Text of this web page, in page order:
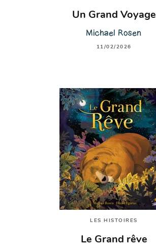
Un Grand Voyage
Michael Rosen
11/02/2026
LES HISTOIRES
Le Grand rêve